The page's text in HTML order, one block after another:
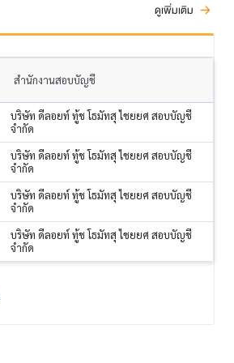
ดูเพิ่มเติม
สำนักงานสอบบัญชี
บริษัท ดีลอยท์ ทู้ช โธมัทสุ ไชยยศ สอบบัญชี
จำกัด
บริษัท ดีลอยท์ ทู้ช โธมัทสุ ไชยยศ สอบบัญชี
จำกัด
บริษัท ดีลอยท์ ทู้ช โธมัทสุ ไชยยศ สอบบัญชี
จำกัด
บริษัท ดีลอยท์ ทู้ช โธมัทสุ ไชยยศ สอบบัญชี
จำกัด